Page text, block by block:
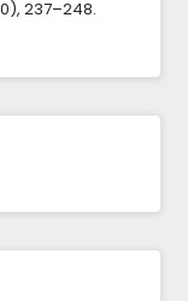
237–248.